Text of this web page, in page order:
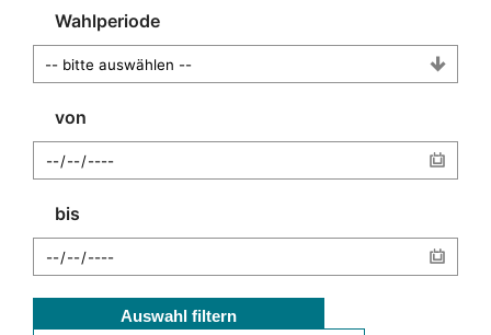
Wahlperiode
von
bis
Auswahl filtern